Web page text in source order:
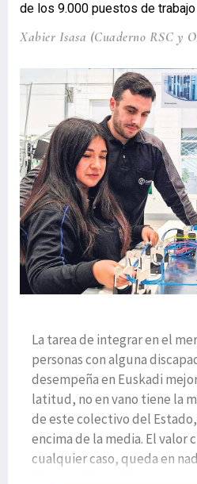
de los 9.000 puestos de trabajo
Xabier Isasa (Cuaderno RSC y
La tarea de integrar en el
personas con alguna
desempeña en Euskadi
latitud, no en vano tiene la
de este colectivo del
encima de la media. El valor
cualquier caso, queda en